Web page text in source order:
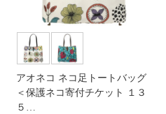
アオネコ ネコ足トートバッグ
＜保護ネコ寄付チケット １３
５…